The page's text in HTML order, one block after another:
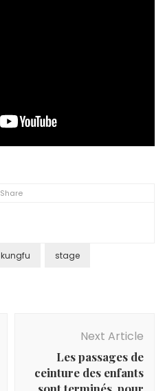
Share
kungfu stage
Next Article
Les passages de
ceinture des enfants